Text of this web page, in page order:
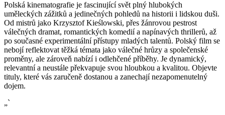
Polská kinematografie je fascinující svět plný hlubokých
uměleckých zážitků a jedinečných pohledů na historii i lidskou duši.
Od mistrů jako Krzysztof Kieślowski, přes žánrovou pestrost
válečných dramat, romantických komedií a napínavých thrillerů, až
po současné experimentální přístupy mladých talentů. Polský film se
nebojí reflektovat těžká témata jako válečné hrůzy a společenské
proměny, ale zároveň nabízí i odlehčené příběhy. Je dynamický,
relevantní a neustále překvapuje svou hloubkou a kvalitou. Objevte
tituly, které vás zaručeně dostanou a zanechají nezapomenutelný
dojem.
„`